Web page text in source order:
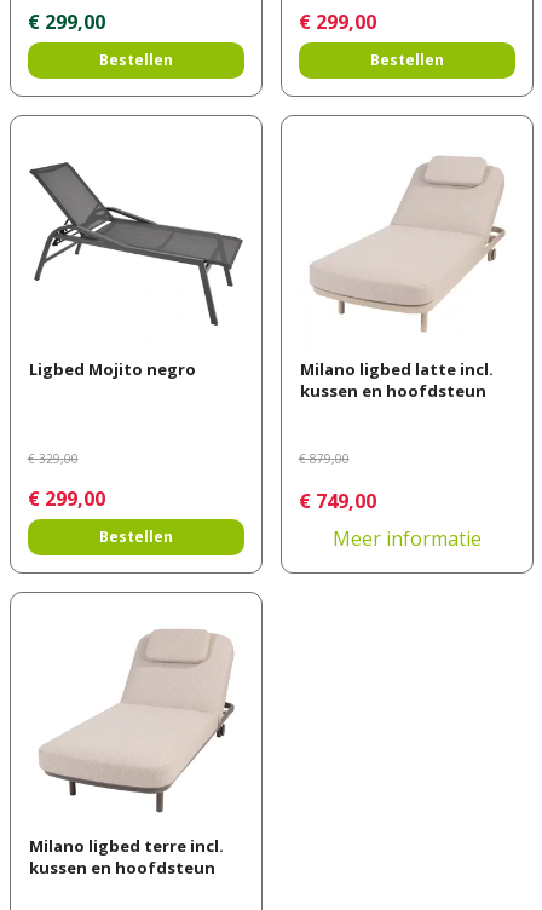
€ 299,00
Bestellen
€ 299,00
Bestellen
Ligbed Mojito negro
€ 329,00
€ 299,00
Bestellen
Milano ligbed latte incl.
kussen en hoofdsteun
€ 879,00
€ 749,00
Meer informatie
Milano ligbed terre incl.
kussen en hoofdsteun